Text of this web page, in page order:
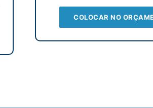
COLOCAR NO